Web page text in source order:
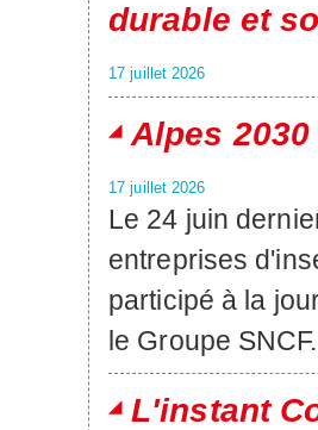
durable et
17 juillet 2026
Alpes
17 juillet 2026
Le 24 juin
entreprises
participé à la
le Groupe SNCF.
L'instant